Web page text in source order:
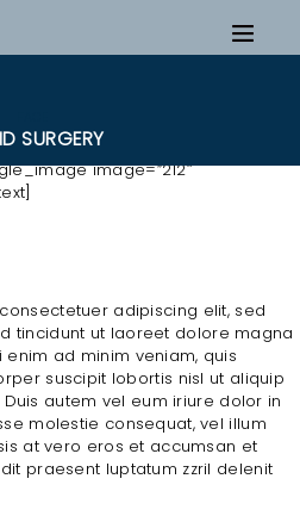
SURGERY
image=”212″
adipiscing elit, sed
tincidunt ut laoreet dolore magna
ad minim veniam, quis
suscipit lobortis nisl ut aliquip
autem vel eum iriure dolor in
molestie consequat, vel illum
at vero eros et accumsan et
praesent luptatum zzril delenit